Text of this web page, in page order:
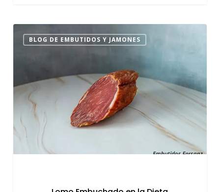
BLOG DE EMBUTIDOS Y JAMONES
Lomo
Embuchado
la
Dieta
Keto:
3
recomendaciones